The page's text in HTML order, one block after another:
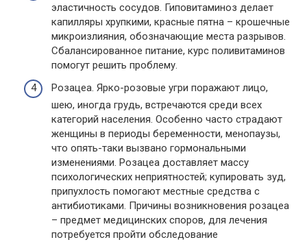
эластичность сосудов. Гиповитаминоз делает
капилляры хрупкими, красные пятна – крошечные
микроизлияния, обозначающие места разрывов.
Сбалансированное питание, курс поливитаминов
помогут решить проблему.
Розацеа. Ярко-розовые угри поражают лицо,
шею, иногда грудь, встречаются среди всех
категорий населения. Особенно часто страдают
женщины в периоды беременности, менопаузы,
что опять-таки вызвано гормональными
изменениями. Розацеа доставляет массу
психологических неприятностей; купировать зуд,
припухлость помогают местные средства с
антибиотиками. Причины возникновения розацеа
– предмет медицинских споров, для лечения
потребуется пройти обследование